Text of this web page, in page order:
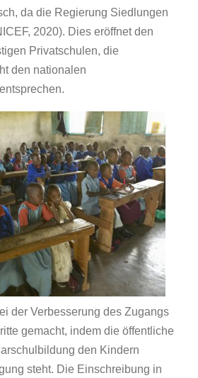
da die Regierung Siedlungen
2020). Dies eröffnet den
Privatschulen, die
den nationalen
der Verbesserung des Zugangs
gemacht, indem die öffentliche
den Kindern
steht. Die Einschreibung in